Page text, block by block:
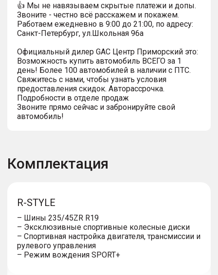
👍 Мы не навязываем скрытые платежи и допы.
Звоните - честно всё расскажем и покажем.
Работаем ежедневно в 9:00 до 21:00, по адресу:
Санкт-Петербург, ул.Школьная 96а
Официальный дилер GАС Центр Приморский это:
Возможность купить автомобиль ВСЕГО за 1
день! Более 100 автомобилей в наличии с ПТС.
Свяжитесь с нами, чтобы узнать условия
предоставления скидок. Авторассрочка.
Подробности в отделе продаж
Звоните прямо сейчас и забронируйте свой
автомобиль!
Комплектация
R-STYLE
– Шины 235/45ZR R19
– Эксклюзивные спортивные колесные диски
– Спортивная настройка двигателя, трансмиссии и
рулевого управления
– Режим вождения SPORT+